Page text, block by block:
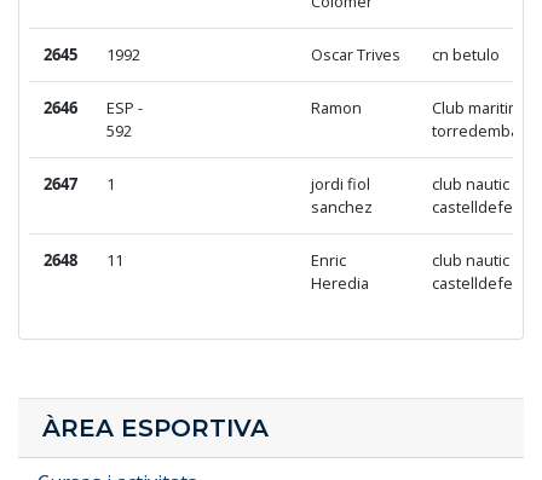
2645 1992 Oscar Trives cn betulo
2646
ESP -
592
Ramon
Club maritim
torredembarra
2647 1
jordi fiol
sanchez
club nautic de
castelldefels
2648 11
Enric
Heredia
club nautic de
castelldefels
ÀREA ESPORTIVA